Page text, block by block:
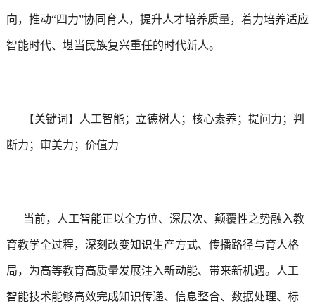
向，推动“四力”协同育人，提升人才培养质量，着力培养适应
智能时代、堪当民族复兴重任的时代新人。
【关键词】人工智能；立德树人；核心素养；提问力；判
断力；审美力；价值力
当前，人工智能正以全方位、深层次、颠覆性之势融入教
育教学全过程，深刻改变知识生产方式、传播路径与育人格
局，为高等教育高质量发展注入新动能、带来新机遇。人工
智能技术能够高效完成知识传递、信息整合、数据处理、标